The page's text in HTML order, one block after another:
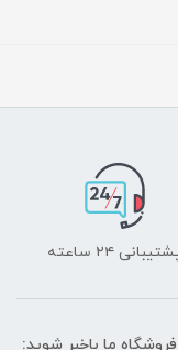
۲۴ ساعته
ما باخبر شوید: